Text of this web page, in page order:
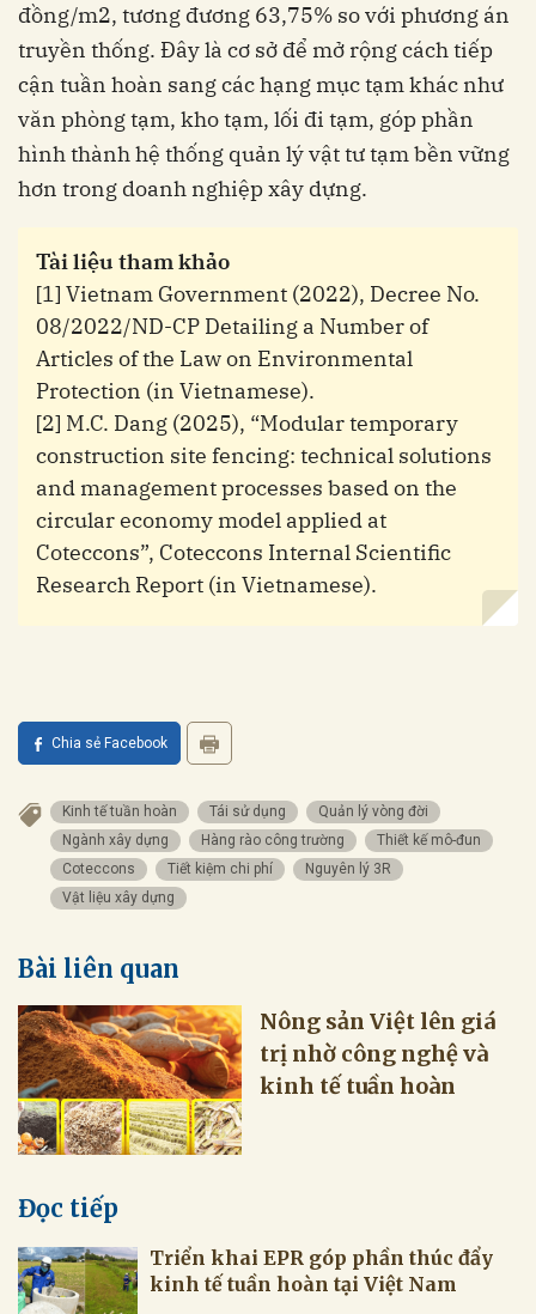
đồng/m2, tương đương 63,75% so với phương án
truyền thống. Đây là cơ sở để mở rộng cách tiếp
cận tuần hoàn sang các hạng mục tạm khác như
văn phòng tạm, kho tạm, lối đi tạm, góp phần
hình thành hệ thống quản lý vật tư tạm bền vững
hơn trong doanh nghiệp xây dựng.
Tài liệu tham khảo
[1] Vietnam Government (2022), Decree No.
08/2022/ND-CP Detailing a Number of
Articles of the Law on Environmental
Protection (in Vietnamese).
[2] M.C. Dang (2025), “Modular temporary
construction site fencing: technical solutions
and management processes based on the
circular economy model applied at
Coteccons”, Coteccons Internal Scientific
Research Report (in Vietnamese).
Chia sẻ Facebook
Kinh tế tuần hoàn Tái sử dụng
Quản lý vòng đời
Ngành xây dựng
Hàng rào công trường
Thiết kế mô-đun
Coteccons
Tiết kiệm chi phí
Nguyên lý 3R
Vật liệu xây dựng
Bài liên quan
Nông sản Việt lên giá
trị nhờ công nghệ và
kinh tế tuần hoàn
Đọc tiếp
Triển khai EPR góp phần thúc đẩy
kinh tế tuần hoàn tại Việt Nam